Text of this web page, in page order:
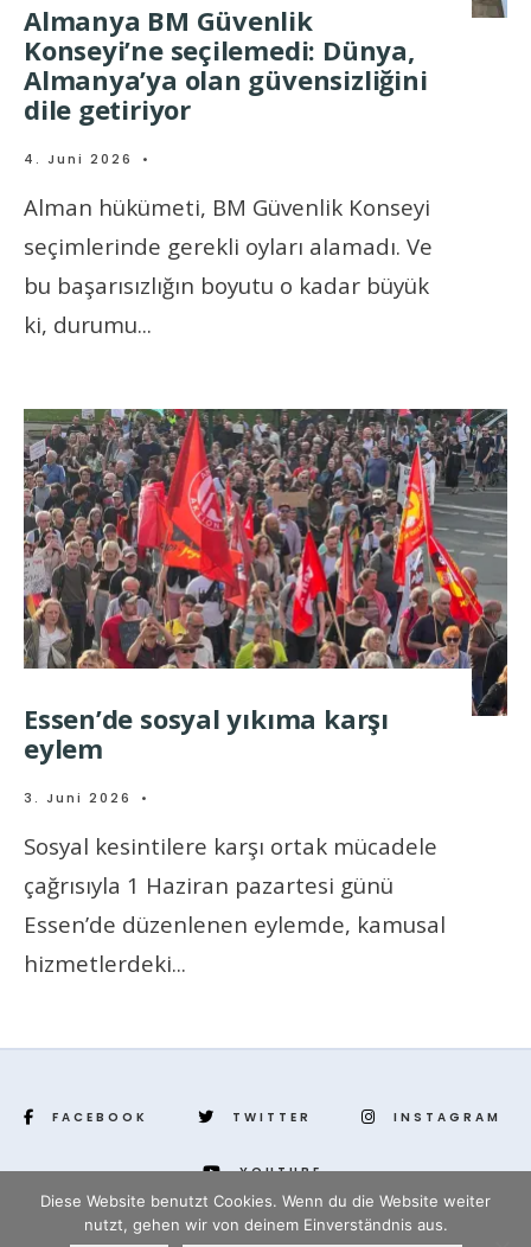
Almanya BM Güvenlik
Konseyi’ne seçilemedi: Dünya,
Almanya’ya olan güvensizliğini
dile getiriyor
4. Juni 2026 •
Alman hükümeti, BM Güvenlik Konseyi
seçimlerinde gerekli oyları alamadı. Ve
bu başarısızlığın boyutu o kadar büyük
ki, durumu...
Essen’de sosyal yıkıma karşı
eylem
3. Juni 2026 •
Sosyal kesintilere karşı ortak mücadele
çağrısıyla 1 Haziran pazartesi günü
Essen’de düzenlenen eylemde, kamusal
hizmetlerdeki...
FACEBOOK TWITTER INSTAGRAM
YOUTUBE
Diese Website benutzt Cookies. Wenn du die Website weiter
nutzt, gehen wir von deinem Einverständnis aus.